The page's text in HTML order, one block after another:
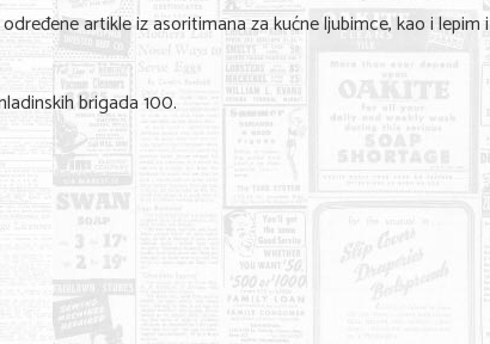
artikle iz asoritimana za kućne ljubimce, kao i lepim i
brigada 100.